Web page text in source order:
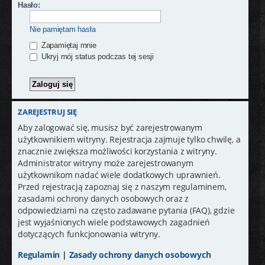
Hasło:
Nie pamiętam hasła
Zapamiętaj mnie
Ukryj mój status podczas tej sesji
ZAREJESTRUJ SIĘ
Aby zalogować się, musisz być zarejestrowanym
użytkownikiem witryny. Rejestracja zajmuje tylko chwilę, a
znacznie zwiększa możliwości korzystania z witryny.
Administrator witryny może zarejestrowanym
użytkownikom nadać wiele dodatkowych uprawnień.
Przed rejestracją zapoznaj się z naszym regulaminem,
zasadami ochrony danych osobowych oraz z
odpowiedziami na często zadawane pytania (FAQ), gdzie
jest wyjaśnionych wiele podstawowych zagadnień
dotyczących funkcjonowania witryny.
Regulamin | Zasady ochrony danych osobowych